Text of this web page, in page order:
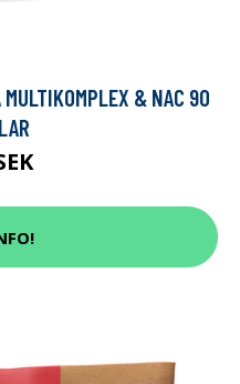
MULTIKOMPLEX & NAC 90